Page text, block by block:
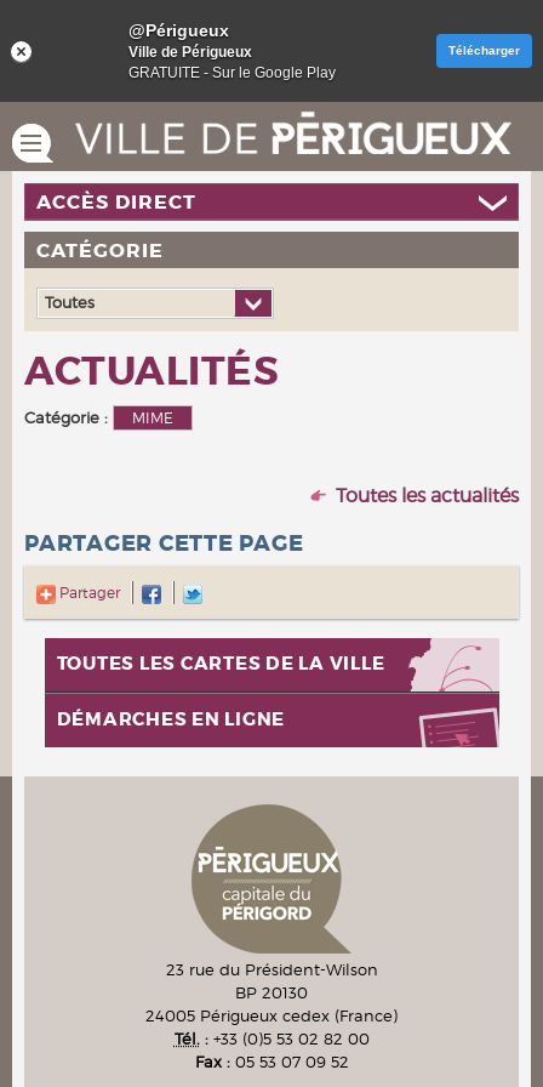
ACTUALITÉS
Catégorie : MIME
Toutes les actualités
PARTAGER CETTE PAGE
Partager
ACCÈS DIRECT
CATÉGORIE
Toutes
TOUTES LES CARTES DE LA VILLE
DÉMARCHES EN LIGNE
23 rue du Président-Wilson
BP 20130
24005 Périgueux cedex (France)
Tél. : +33 (0)5 53 02 82 00
Fax : 05 53 07 09 52
@Périgueux
Ville de Périgueux
GRATUITE - Sur le Google Play
Télécharger